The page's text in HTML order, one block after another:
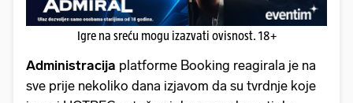
Igre na sreću mogu izazvati ovisnost. 18+
Administracija platforme Booking reagirala je na
sve prije nekoliko dana izjavom da su tvrdnje koje